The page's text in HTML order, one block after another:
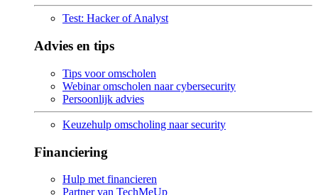
Test: Hacker of Analyst
Advies en tips
Tips voor omscholen
Webinar omscholen naar cybersecurity
Persoonlijk advies
Keuzehulp omscholing naar security
Financiering
Hulp met financieren
Partner van TechMeUp